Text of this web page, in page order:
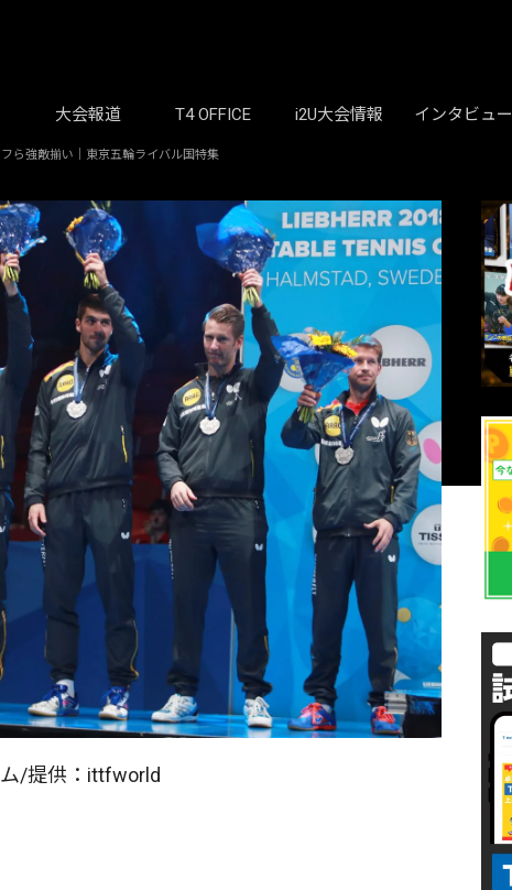
大会報道 T4 OFFICE i2U大会情報 インタビュー
ら強敵揃い｜東京五輪ライバル国特集
/提供：ittfworld